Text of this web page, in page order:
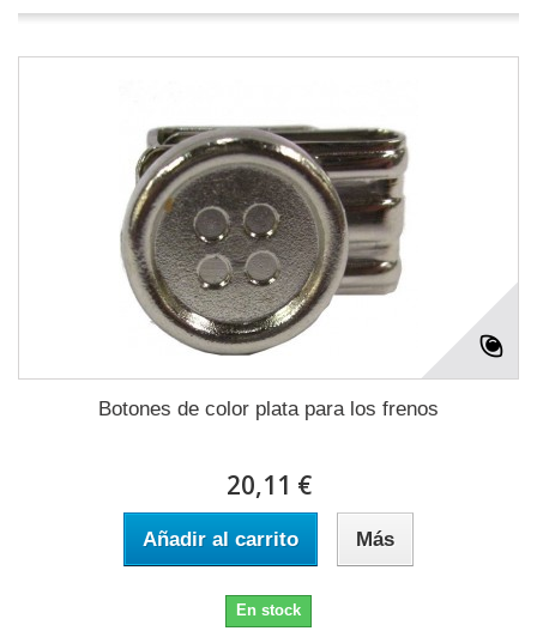
Botones de color plata para los frenos
20,11 €
Añadir al carrito Más
En stock